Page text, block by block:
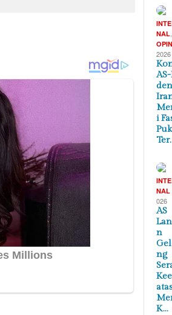
NAL,
2026
i
NAL
026
AS
n
ng
K…